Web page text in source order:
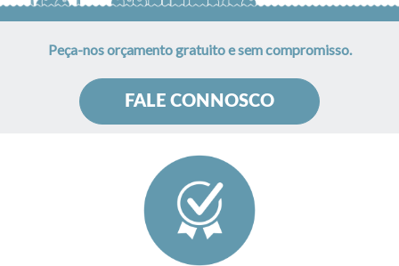
Peça-nos orçamento gratuito e sem compromisso.
FALE CONNOSCO